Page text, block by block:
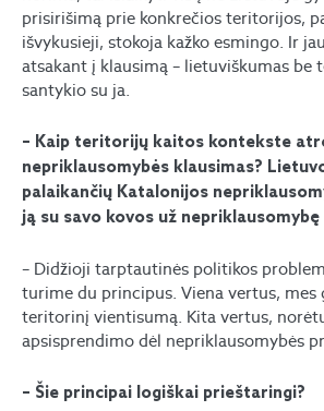
prisirišimą prie konkrečios teritorijos,
išvykusieji, stokoja kažko esmingo. Ir
atsakant į klausimą – lietuviškumas be
santykio su ja.
– Kaip teritorijų kaitos kontekste
nepriklausomybės klausimas?
palaikančių Katalonijos
ją su savo kovos už nepriklausomybę
– Didžioji tarptautinės politikos
turime du principus. Viena vertus, mes
teritorinį vientisumą. Kita vertus,
apsisprendimo dėl nepriklausomybės
– Šie principai logiškai prieštaringi?